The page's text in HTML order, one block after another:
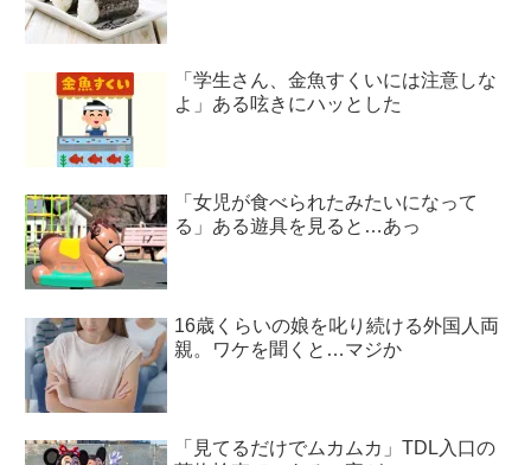
「学生さん、金魚すくいには注意しな
よ」ある呟きにハッとした
「女児が食べられたみたいになって
る」ある遊具を見ると…あっ
16歳くらいの娘を叱り続ける外国人両
親。ワケを聞くと…マジか
「見てるだけでムカムカ」TDL入口の